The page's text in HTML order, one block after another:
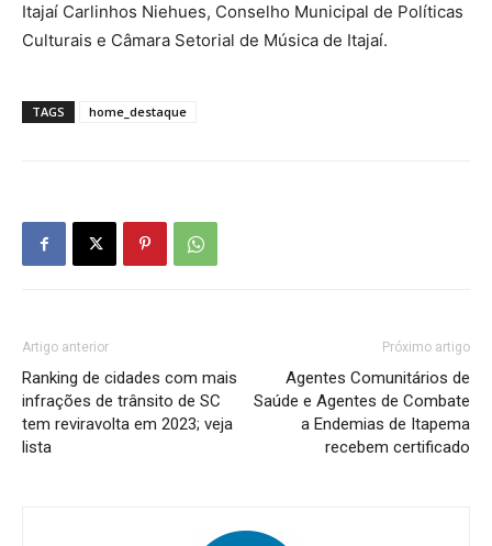
Itajaí Carlinhos Niehues, Conselho Municipal de Políticas
Culturais e Câmara Setorial de Música de Itajaí.
TAGS home_destaque
Artigo anterior
Ranking de cidades com mais
infrações de trânsito de SC
tem reviravolta em 2023; veja
lista
Próximo artigo
Agentes Comunitários de
Saúde e Agentes de Combate
a Endemias de Itapema
recebem certificado